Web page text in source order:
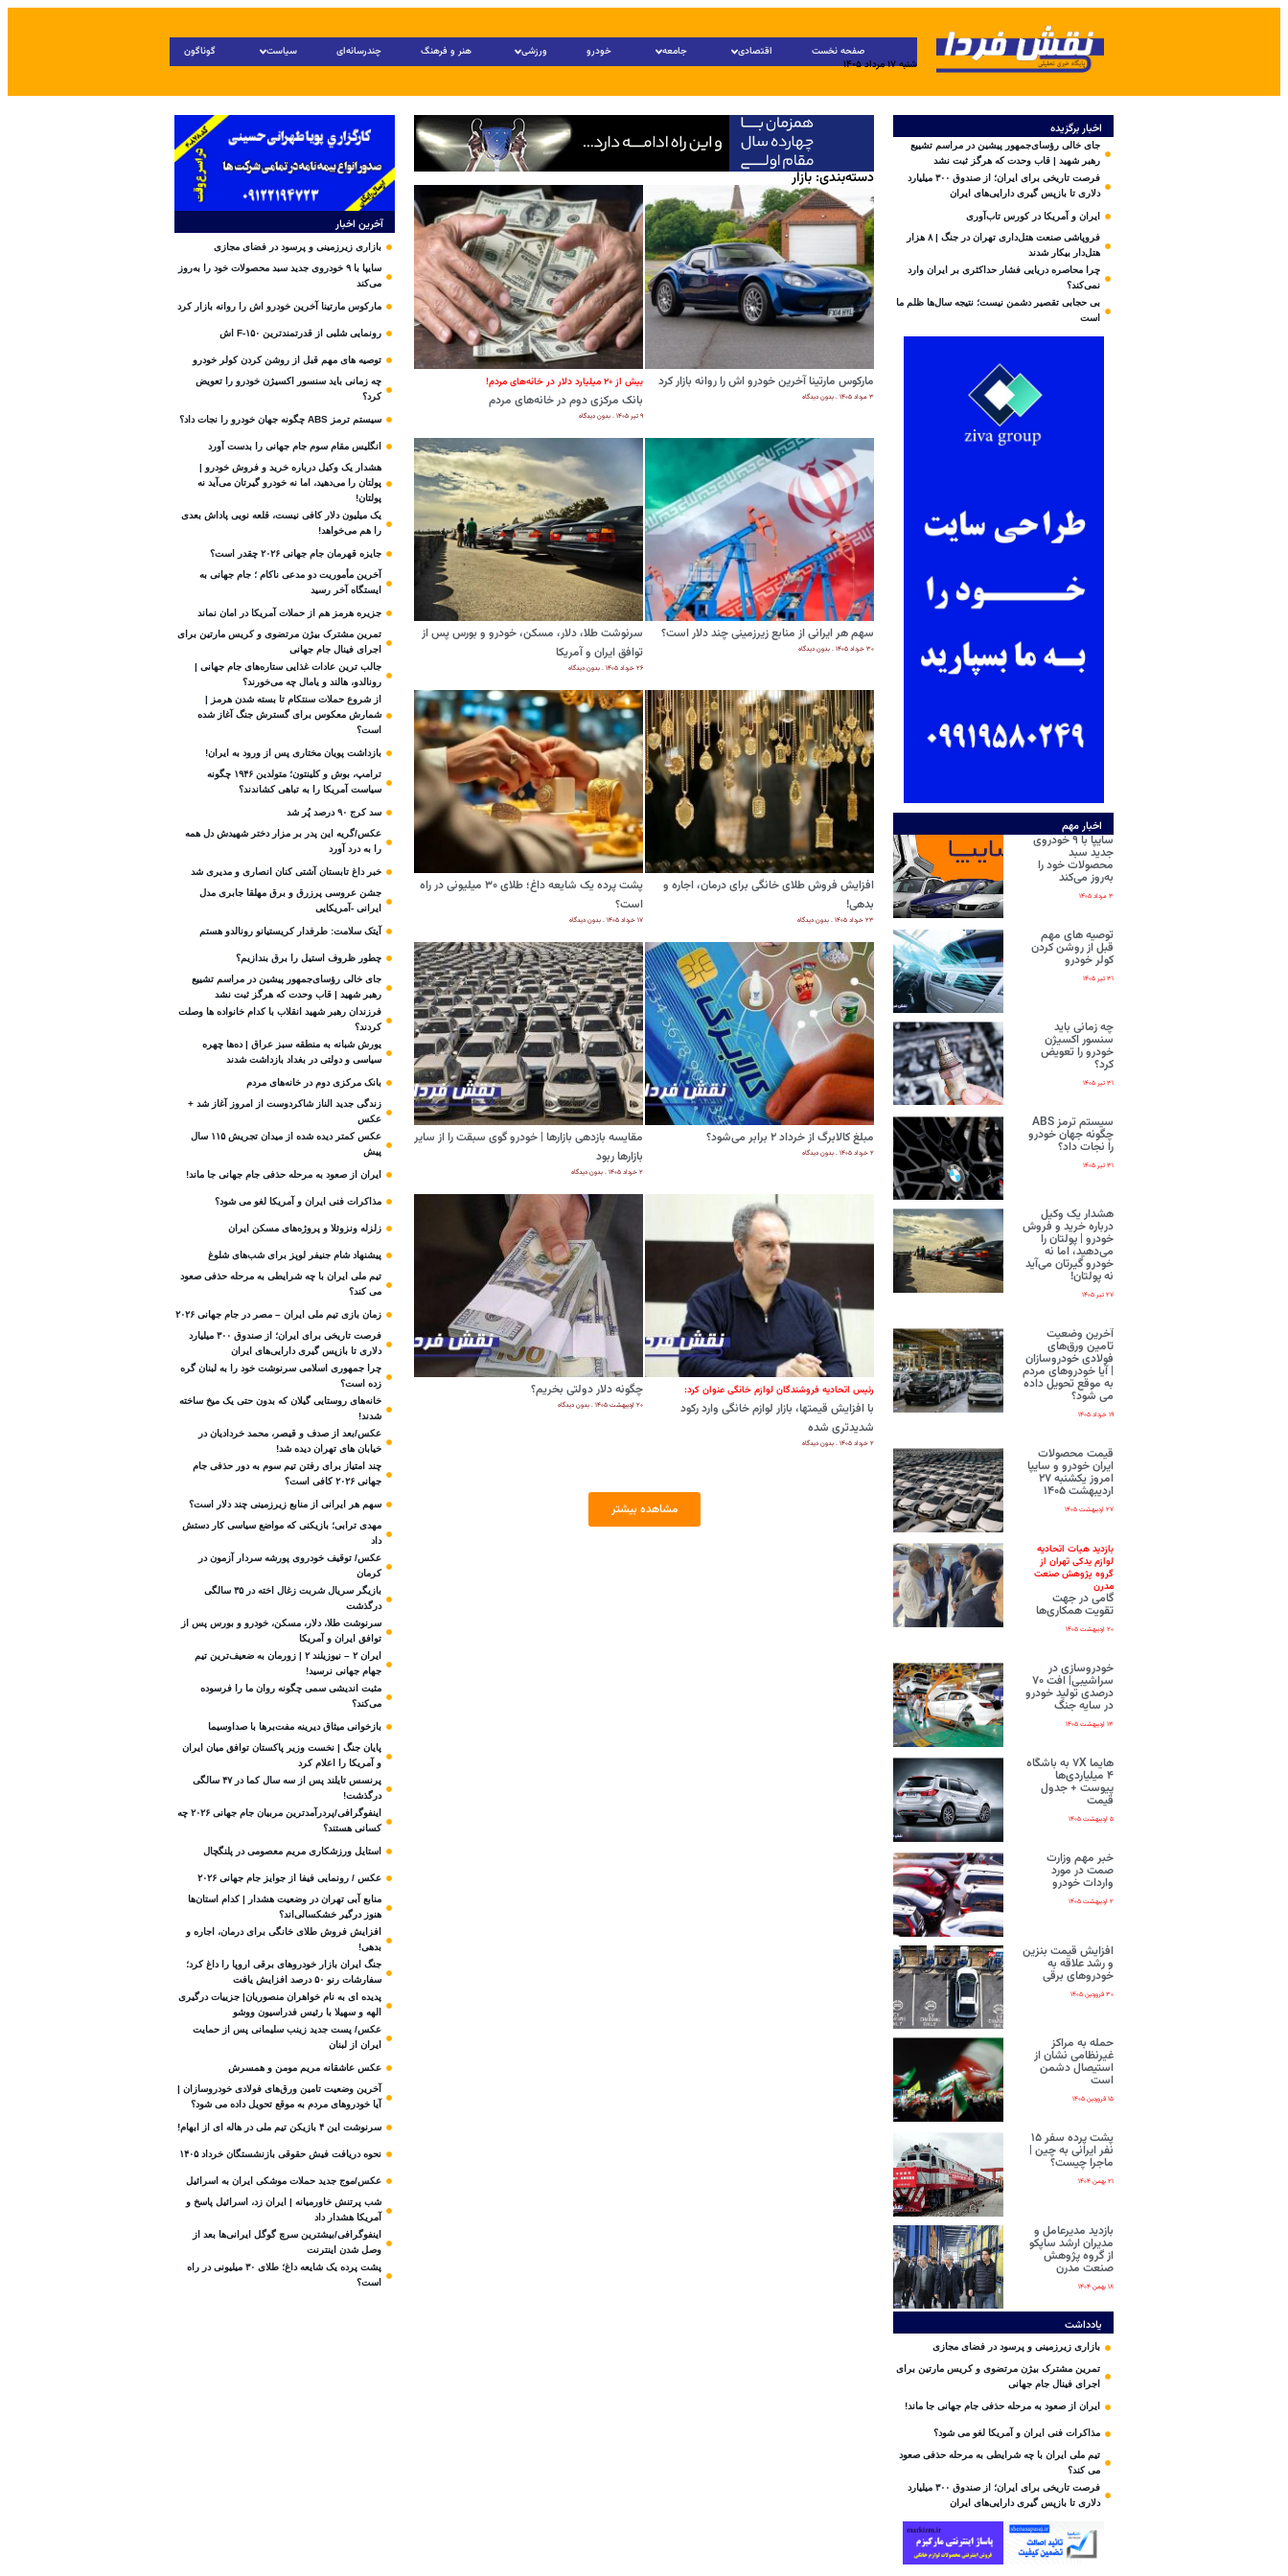
صفحه نخست اقتصادی جامعه خودرو ورزشی هنر و فرهنگ چندرسانه‌ای سیاست
گوناگون
شنبه ۱۷ مرداد ۱۴۰۵
اخبار برگزیده
جای خالی رؤسای‌جمهور پیشین در مراسم تشییع
رهبر شهید | قاب وحدت که هرگز ثبت نشد
فرصت تاریخی برای ایران؛ از صندوق ۳۰۰ میلیارد
دلاری تا بازپس گیری دارایی‌های ایران
ایران و آمریکا در کورس تاب‌آوری
فروپاشی صنعت هتل‌داری تهران در جنگ | ۸ هزار
هتل‌دار بیکار شدند
چرا محاصره دریایی فشار حداکثری بر ایران وارد
نمی‌کند؟
بی‌ حجابی تقصیر دشمن نیست؛ نتیجه سال‌ها ظلم ما
است
اخبار مهم
سایپا با ۹ خودروی
جدید سبد
محصولات خود را
به‌روز می‌کند
۳ مرداد ۱۴۰۵
توصیه های مهم
قبل از روشن کردن
کولر خودرو
۳۱ تیر ۱۴۰۵
چه زمانی باید
سنسور اکسیژن
خودرو را تعویض
کرد؟
۳۱ تیر ۱۴۰۵
سیستم ترمز ABS
چگونه جهان خودرو
را نجات داد؟
۳۱ تیر ۱۴۰۵
هشدار یک وکیل
درباره خرید و فروش
خودرو | پولتان را
می‌دهید، اما نه
خودرو گیرتان می‌آید
نه پولتان!
۲۷ تیر ۱۴۰۵
آخرین وضعیت
تامین ورق‌های
فولادی خودروسازان
| آیا خودروهای مردم
به موقع تحویل داده
می شود؟
۱۹ خرداد ۱۴۰۵
قیمت محصولات
ایران‌ خودرو و سایپا
امروز یکشنبه ۲۷
اردیبهشت ۱۴۰۵
۲۷ اردیبهشت ۱۴۰۵
بازدید هیات اتحادیه
لوازم یدکی تهران از
گروه پژوهش صنعت
مدرن
گامی در جهت
تقویت همکاری‌ها
۲۰ اردیبهشت ۱۴۰۵
خودروسازی در
سراشیبی| افت ۷۰
درصدی تولید خودرو
در سایه جنگ
۱۳ اردیبهشت ۱۴۰۵
هایما ۷X به باشگاه
۴ میلیاردی‌ها
پیوست + جدول
قیمت
۵ اردیبهشت ۱۴۰۵
خبر مهم وزارت
صمت در مورد
واردات خودرو
۲ اردیبهشت ۱۴۰۵
افزایش قیمت بنزین
و رشد علاقه به
خودروهای برقی
۳۰ فروردین ۱۴۰۵
حمله به مراکز
غیرنظامی نشان از
استیصال دشمن
است
۱۵ فروردین ۱۴۰۵
پشت پرده سفر ۱۵
نفر ایرانی‌ به چین |
ماجرا چیست؟
۲۱ بهمن ۱۴۰۴
بازدید مدیرعامل و
مدیران ارشد ساپکو
از گروه پژوهش
صنعت مدرن
۱۸ بهمن ۱۴۰۴
یادداشت
بازاری زیرزمینی و پرسود در فضای مجازی
تمرین مشترک بیژن مرتضوی و کریس مارتین برای
اجرای فینال جام جهانی
ایران از صعود به مرحله حذفی جام جهانی جا ماند!
مذاکرات فنی ایران و آمریکا لغو می شود؟
تیم ملی ایران با چه شرایطی به مرحله حذفی صعود
می کند؟
فرصت تاریخی برای ایران؛ از صندوق ۳۰۰ میلیارد
دلاری تا بازپس گیری دارایی‌های ایران
دسته‌بندی: بازار
مارکوس مارتینا آخرین خودرو اش را روانه بازار کرد
۳ مرداد ۱۴۰۵ بدون دیدگاه
بیش از ۲۰ میلیارد دلار در خانه‌های مردم!
بانک مرکزی دوم در خانه‌های مردم
۹ تیر ۱۴۰۵ بدون دیدگاه
سهم هر ایرانی از منابع زیرزمینی چند دلار است؟
۳۰ خرداد ۱۴۰۵ بدون دیدگاه
سرنوشت طلا، دلار، مسکن، خودرو و بورس پس از
توافق ایران و آمریکا
۲۶ خرداد ۱۴۰۵ بدون دیدگاه
افزایش فروش طلای خانگی برای درمان، اجاره و
بدهی!
۲۳ خرداد ۱۴۰۵ بدون دیدگاه
پشت پرده یک شایعه داغ؛ طلای ۳۰ میلیونی در راه
است؟
۱۷ خرداد ۱۴۰۵ بدون دیدگاه
مبلغ کالابرگ از خرداد ۲ برابر می‌شود؟
۲ خرداد ۱۴۰۵ بدون دیدگاه
مقایسه بازدهی بازارها | خودرو گوی سبقت را از سایر
بازار‌ها ربود
۲ خرداد ۱۴۰۵ بدون دیدگاه
رئیس اتحادیه فروشندگان لوازم خانگی عنوان کرد:
با افزایش قیمت‎ها، بازار لوازم خانگی وارد رکود
شدیدتری شده
۲ خرداد ۱۴۰۵ بدون دیدگاه
چگونه دلار دولتی بخریم؟
۲۰ اردیبهشت ۱۴۰۵ بدون دیدگاه
مشاهده بیشتر
آخرین اخبار
بازاری زیرزمینی و پرسود در فضای مجازی
سایپا با ۹ خودروی جدید سبد محصولات خود را به‌روز
می‌کند
مارکوس مارتینا آخرین خودرو اش را روانه بازار کرد
رونمایی شلبی از قدرتمندترین F-۱۵۰ اش
توصیه های مهم قبل از روشن کردن کولر خودرو
چه زمانی باید سنسور اکسیژن خودرو را تعویض
کرد؟
سیستم ترمز ABS چگونه جهان خودرو را نجات داد؟
انگلیس مقام سوم جام‌ جهانی را بدست آورد
هشدار یک وکیل درباره خرید و فروش خودرو |
پولتان را می‌دهید، اما نه خودرو گیرتان می‌آید نه
پولتان!
یک میلیون دلار کافی نیست، قلعه‌ نویی پاداش بعدی
را هم می‌خواهد!
جایزه قهرمان جام جهانی ۲۰۲۶ چقدر است؟
آخرین مأموریت دو مدعی ناکام ؛ جام جهانی به
ایستگاه آخر رسید
جزیره هرمز هم از حملات آمریکا در امان نماند
تمرین مشترک بیژن مرتضوی و کریس مارتین برای
اجرای فینال جام جهانی
جالب ترین عادات غذایی ستاره‌های جام جهانی |
رونالدو، هالند و یامال چه می‌خورند؟
از شروع حملات سنتکام تا بسته شدن هرمز |
شمارش معکوس برای گسترش جنگ آغاز شده
است؟
بازداشت پویان مختاری پس از ورود به ایران!
ترامپ، بوش و کلینتون؛ متولدین ۱۹۴۶ چگونه
سیاست آمریکا را به تباهی کشاندند؟
سد کرج ۹۰ درصد پُر شد
عکس/گریه این پدر بر مزار دختر شهیدش دل همه
را به درد آورد
خبر داغ تابستان آشتی کنان انصاری و مدیری شد
جشن عروسی پرزرق و برق مهلقا جابری مدل
ایرانی -آمریکایی
آیتک سلامت: طرفدار کریستیانو رونالدو هستم
چطور ظروف استیل را برق بندازیم؟
جای خالی رؤسای‌جمهور پیشین در مراسم تشییع
رهبر شهید | قاب وحدت که هرگز ثبت نشد
فرزندان رهبر شهید انقلاب با کدام خانواده ها وصلت
کردند؟
یورش شبانه به منطقه سبز عراق | ده‌ها چهره
سیاسی و دولتی در بغداد بازداشت شدند
بانک مرکزی دوم در خانه‌های مردم
زندگی جدید الناز شاکردوست از امروز آغاز شد +
عکس
عکس کمتر دیده شده از میدان تجریش ۱۱۵ سال
پیش
ایران از صعود به مرحله حذفی جام جهانی جا ماند!
مذاکرات فنی ایران و آمریکا لغو می شود؟
زلزله ونزوئلا و پروژه‌های مسکن ایران
پیشنهاد شام جنیفر لوپز برای شب‌های شلوغ
تیم ملی ایران با چه شرایطی به مرحله حذفی صعود
می کند؟
زمان بازی تیم ملی ایران – مصر در جام جهانی ۲۰۲۶
فرصت تاریخی برای ایران؛ از صندوق ۳۰۰ میلیارد
دلاری تا بازپس گیری دارایی‌های ایران
چرا جمهوری اسلامی سرنوشت خود را به لبنان گره
زده است؟
خانه‌های روستایی گیلان که بدون حتی یک میخ ساخته
شدند!
عکس/بعد از صدف و قیصر، محمد خردادیان در
خیابان های تهران دیده شد!
چند امتیاز برای رفتن تیم سوم به دور حذفی جام
جهانی ۲۰۲۶ کافی است؟
سهم هر ایرانی از منابع زیرزمینی چند دلار است؟
مهدی ترابی؛ بازیکنی که مواضع سیاسی‌ کار دستش
داد
عکس/ توقیف خودروی پورشه سردار آزمون در
کرمان
بازیگر سریال شربت زغال‌ اخته در ۳۵ سالگی
درگذشت
سرنوشت طلا، دلار، مسکن، خودرو و بورس پس از
توافق ایران و آمریکا
ایران ۲ – نیوزیلند ۲ | زورمان به ضعیف‌ترین تیم
جهام جهانی نرسید!
مثبت‌ اندیشی سمی چگونه روان ما را فرسوده
می‌کند؟
بازخوانی میثاق دیرینه مفت‌برها با صداوسیما
پایان جنگ | نخست وزیر پاکستان توافق میان ایران
و آمریکا را اعلام کرد
پرنسس تایلند پس از سه سال کما در ۴۷ سالگی
درگذشت!
اینفوگرافی/پردرآمدترین مربیان جام جهانی ۲۰۲۶ چه
کسانی هستند؟
استایل ورزشکاری مریم معصومی در پلنگچال
عکس / رونمایی فیفا از جوایز جام جهانی ۲۰۲۶
منابع آبی تهران در وضعیت هشدار | کدام استان‌ها
هنوز درگیر خشکسالی‌اند؟
افزایش فروش طلای خانگی برای درمان، اجاره و
بدهی!
جنگ ایران بازار خودروهای برقی اروپا را داغ کرد؛
سفارشات رنو ۵۰ درصد افزایش یافت
پدیده ای به نام خواهران منصوریان| جزییات درگیری
الهه و سهیلا با رئیس فدراسیون ووشو
عکس/ پست جدید زینب سلیمانی پس از حمایت
ایران از لبنان
عکس عاشقانه مریم مومن و همسرش
آخرین وضعیت تامین ورق‌های فولادی خودروسازان |
آیا خودروهای مردم به موقع تحویل داده می شود؟
سرنوشت این ۴ بازیکن تیم ملی در هاله ای از ابهام!
نحوه دریافت فیش حقوقی بازنشستگان خرداد ۱۴۰۵
عکس/موج جدید حملات موشکی ایران به اسرائیل
شب پرتنش خاورمیانه | ایران زد، اسرائیل پاسخ و
آمریکا هشدار داد
اینفوگرافی/بیشترین سرچ گوگل ایرانی‌ها بعد از
وصل شدن اینترنت
پشت پرده یک شایعه داغ؛ طلای ۳۰ میلیونی در راه
است؟